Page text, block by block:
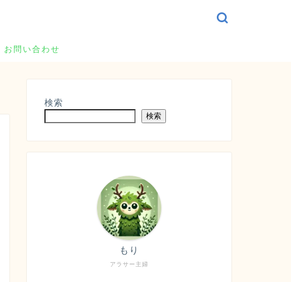
お問い合わせ
検索
検索
アラサー主婦
もり